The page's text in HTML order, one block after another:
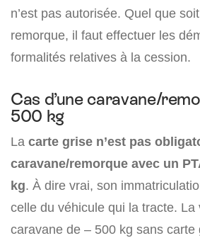
n’est pas autorisée. Quel que
remorque, il faut effectuer les
formalités relatives à la cession.
Cas d’une caravane/
500 kg
La carte grise n’est pas
caravane/remorque avec un
kg. À dire vrai, son
celle du véhicule qui la tracte. La
caravane de – 500 kg sans carte